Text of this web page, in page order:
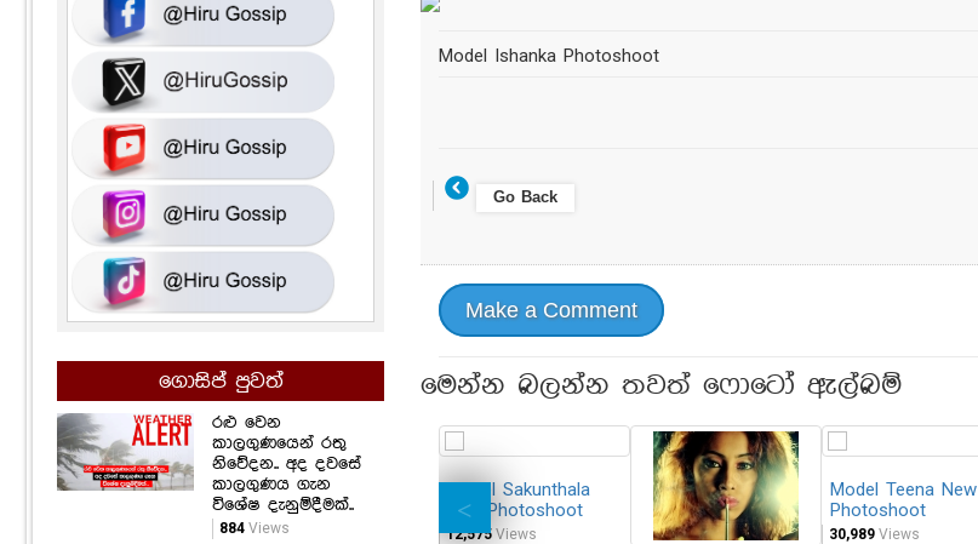
Model Ishanka Photoshoot
Go Back
Make a Comment
මෙන්න බලන්න තවත් ෆොටෝ ඇල්බම්
Model Sakunthala
Pink Photoshoot
12,575 Views
Model Teena New
Photoshoot
30,989 Views
ගොසිප් පුවත්
රළු වෙන
කාලගුණයෙන් රතු
නිවේදන.. අද දවසේ
කාලගුණය ගැන
විශේෂ දැනුම්දීමක්..
884Views